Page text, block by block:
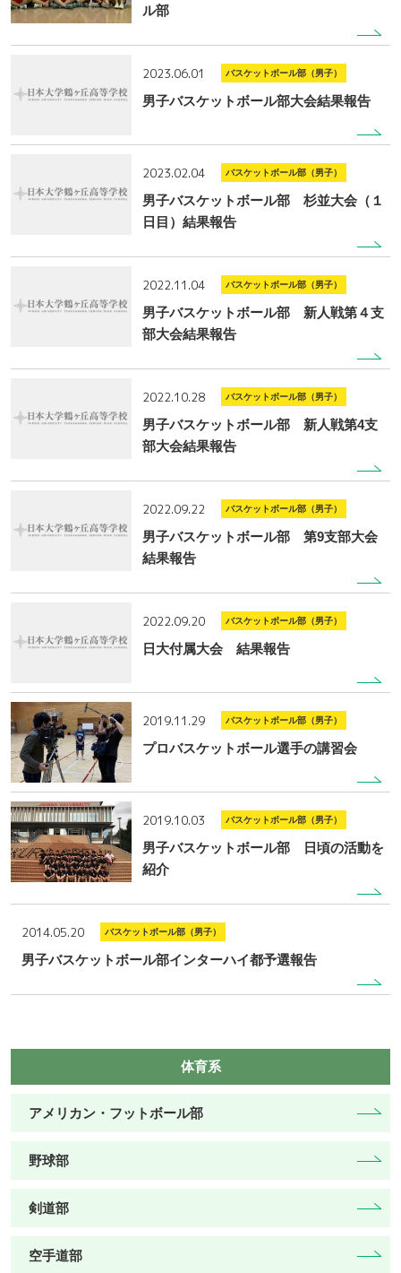
ル部
2023.06.01 バスケットボール部（男子）
男子バスケットボール部大会結果報告
2023.02.04 バスケットボール部（男子）
男子バスケットボール部 杉並大会（１
日目）結果報告
2022.11.04 バスケットボール部（男子）
男子バスケットボール部 新人戦第４支
部大会結果報告
2022.10.28 バスケットボール部（男子）
男子バスケットボール部 新人戦第4支
部大会結果報告
2022.09.22 バスケットボール部（男子）
男子バスケットボール部 第9支部大会
結果報告
2022.09.20 バスケットボール部（男子）
日大付属大会 結果報告
2019.11.29 バスケットボール部（男子）
プロバスケットボール選手の講習会
2019.10.03 バスケットボール部（男子）
男子バスケットボール部 日頃の活動を
紹介
2014.05.20 バスケットボール部（男子）
男子バスケットボール部インターハイ都予選報告
体育系
アメリカン・フットボール部
野球部
剣道部
空手道部